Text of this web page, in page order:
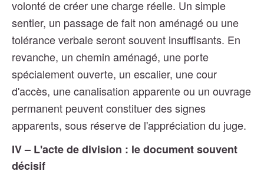
volonté de créer une charge réelle. Un simple
sentier, un passage de fait non aménagé ou une
tolérance verbale seront souvent insuffisants. En
revanche, un chemin aménagé, une porte
spécialement ouverte, un escalier, une cour
d'accès, une canalisation apparente ou un ouvrage
permanent peuvent constituer des signes
apparents, sous réserve de l'appréciation du juge.
IV – L'acte de division : le document souvent
décisif